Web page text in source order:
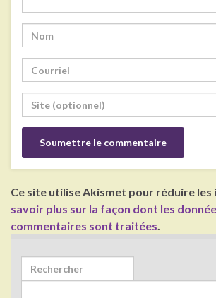
Ce site utilise Akismet pour réduire les
savoir plus sur la façon dont les
commentaires sont traitées.
Search for: